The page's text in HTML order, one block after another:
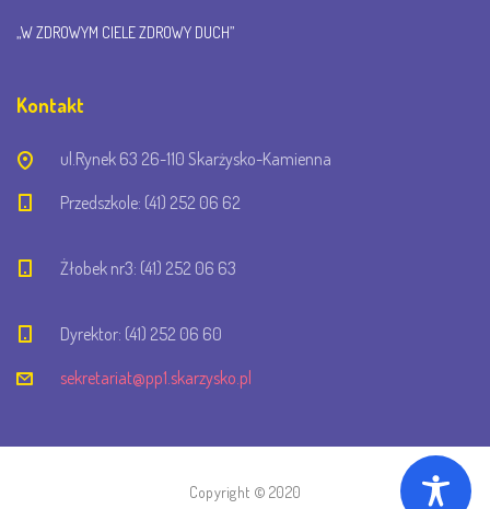
i
o
n
„W ZDROWYM CIELE ZDROWY DUCH”
Kontakt
ul.Rynek 63 26-110 Skarżysko-Kamienna
Przedszkole: (41) 252 06 62
Żłobek nr3: (41) 252 06 63
Dyrektor: (41) 252 06 60
sekretariat@pp1.skarzysko.pl
Copyright © 2020